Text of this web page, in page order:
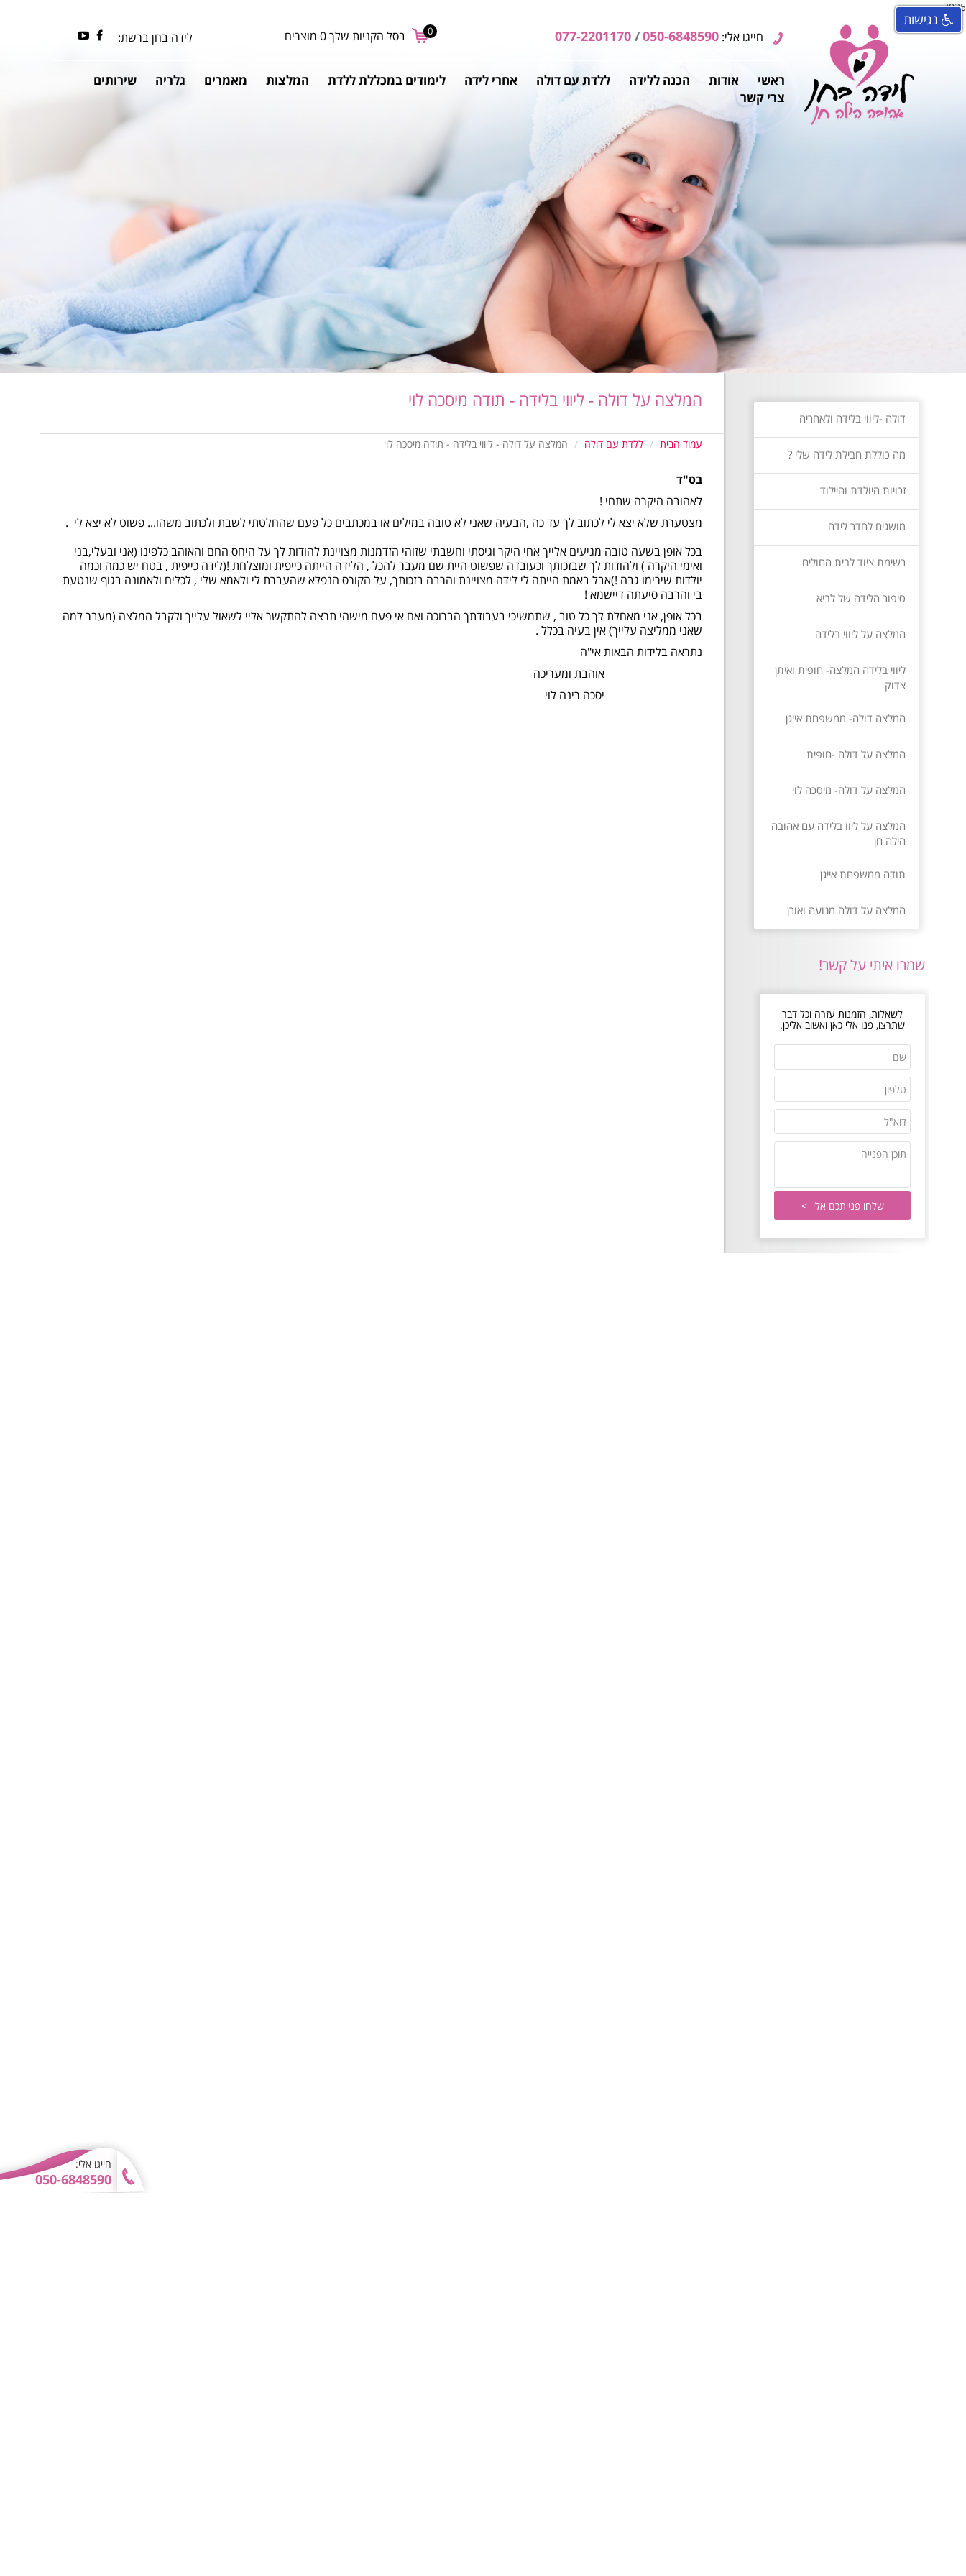
3025
חייגו אלי: 050-6848590
/
077-2201170
0 בסל הקניות שלך0 מוצרים לידה בחן ברשת: facebook
youtube
ראשי אודות הכנה ללידה ללדת עם דולה אחרי לידה לימודים במכללת ללדת המלצות מאמרים גלריה
שירותים
צרי קשר
דולה -ליווי בלידה ולאחריה
מה כוללת חבילת לידה שלי ?
זכויות היולדת והיילוד
מושגים לחדר לידה
רשימת ציוד לבית החולים
סיפור הלידה של לביא
המלצה על ליווי בלידה
ליווי בלידה המלצה- חופית ואיתן
צדוק
המלצה דולה- ממשפחת אייגן
המלצה על דולה -חופית
המלצה על דולה- מיסכה לוי
המלצה על ליוו בלידה עם אהובה
הילה חן
תודה ממשפחת אייגן
המלצה על דולה מנועה ואורן
שמרו איתי על קשר!
לשאלות, הזמנות עזרה וכל דבר
שתרצו, פנו אלי כאן ואשוב אליכן.
טלפון
דוא"ל
הפנייה
פנייתכם
המלצה על דולה - ליווי בלידה - תודה מיסכה לוי
עמוד הבית ללדת עם דולה המלצה על דולה - ליווי בלידה - תודה מיסכה לוי
בס"ד
לאהובה היקרה שתחי !
מצטערת שלא יצא לי לכתוב לך עד כה ,הבעיה שאני לא טובה במילים או במכתבים כל פעם שהחלטתי לשבת ולכתוב משהו... פשוט לא יצא לי .
בכל אופן בשעה טובה מגיעים אלייך אחי היקר וגיסתי וחשבתי שזוהי הזדמנות מצויינת להודות לך על היחס החם והאוהב כלפינו (אני ובעלי,בני
ואימי היקרה ) ולהודות לך שבזכותך וכעובדה שפשוט היית שם מעבר להכל , הלידה הייתה כייפית ומוצלחת !(לידה כייפית , בטח יש כמה וכמה
יולדות שירימו גבה !)אבל באמת הייתה לי לידה מצויינת והרבה בזכותך, על הקורס הנפלא שהעברת לי ולאמא שלי , לכלים ולאמונה בגוף שנטעת
בי והרבה סיעתה דיישמא !
בכל אופן, אני מאחלת לך כל טוב , שתמשיכי בעבודתך הברוכה ואם אי פעם מישהי תרצה להתקשר אליי לשאול עלייך ולקבל המלצה (מעבר למה
שאני ממליצה עלייך) אין בעיה בכלל .
נתראה בלידות הבאות אי"ה
אוהבת ומעריכה
יסכה רינה לוי
חייגו אלי:
050-6848590
נגישות